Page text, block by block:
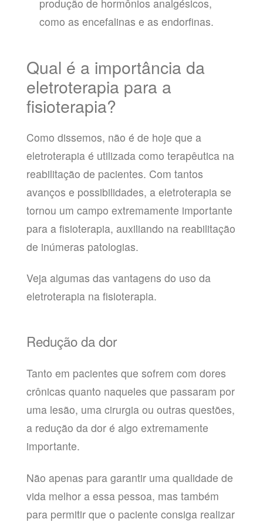
produção de hormônios analgésicos,
como as encefalinas e as endorfinas.
Qual é a importância da
eletroterapia para a
fisioterapia?
Como dissemos, não é de hoje que a
eletroterapia é utilizada como terapêutica na
reabilitação de pacientes. Com tantos
avanços e possibilidades, a eletroterapia se
tornou um campo extremamente importante
para a fisioterapia, auxiliando na reabilitação
de inúmeras patologias.
Veja algumas das vantagens do uso da
eletroterapia na fisioterapia.
Redução da dor
Tanto em pacientes que sofrem com dores
crônicas quanto naqueles que passaram por
uma lesão, uma cirurgia ou outras questões,
a redução da dor é algo extremamente
importante.
Não apenas para garantir uma qualidade de
vida melhor a essa pessoa, mas também
para permitir que o paciente consiga realizar